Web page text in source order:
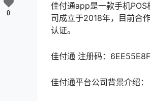
佳付通app是一款手机
司成立于2018年，目前合
认证。
佳付通 注册码：
佳付通平台公司背景介绍：
0